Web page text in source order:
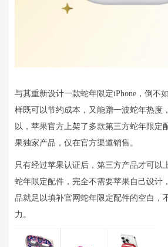
与其重新设计一款蛇年限定iPhone，倒不
样既可以节约成本，又能蹭一波蛇年热度
以，苹果官方上架了多款第三方蛇年限定
果独家产品，仅在官方渠道销售。
只有经过苹果认证后，第三方产品才可以
蛇年限定配件，完全不需要苹果自己设计
品就足以填补官网蛇年限定配件的空白，
力。